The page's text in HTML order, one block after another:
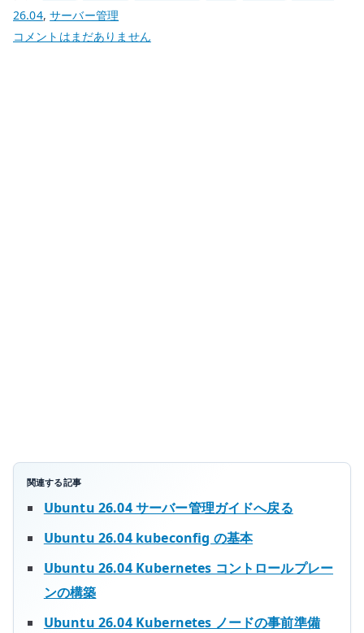
26.04,サーバー管理
Ubuntu
置
コメントはまだありません
関連する記事
Ubuntu 26.04 サーバー管理ガイドへ戻る
Ubuntu 26.04 kubeconfig の基本
Ubuntu 26.04 Kubernetes コントロールプレー
ンの構築
Ubuntu 26.04 Kubernetes ノードの事前準備